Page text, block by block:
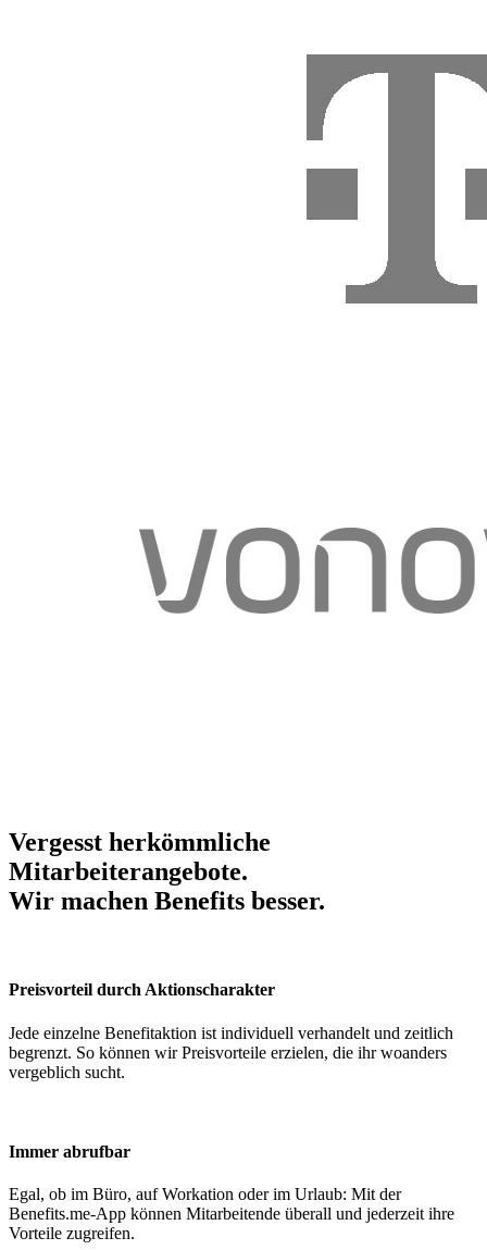
Vergesst herkömmliche
Mitarbeiterangebote.
Wir machen Benefits besser.
Preisvorteil durch Aktionscharakter
Jede einzelne Benefitaktion ist individuell verhandelt und zeitlich
begrenzt. So können wir Preisvorteile erzielen, die ihr woanders
vergeblich sucht.
Immer abrufbar
Egal, ob im Büro, auf Workation oder im Urlaub: Mit der
Benefits.me-App können Mitarbeitende überall und jederzeit ihre
Vorteile zugreifen.